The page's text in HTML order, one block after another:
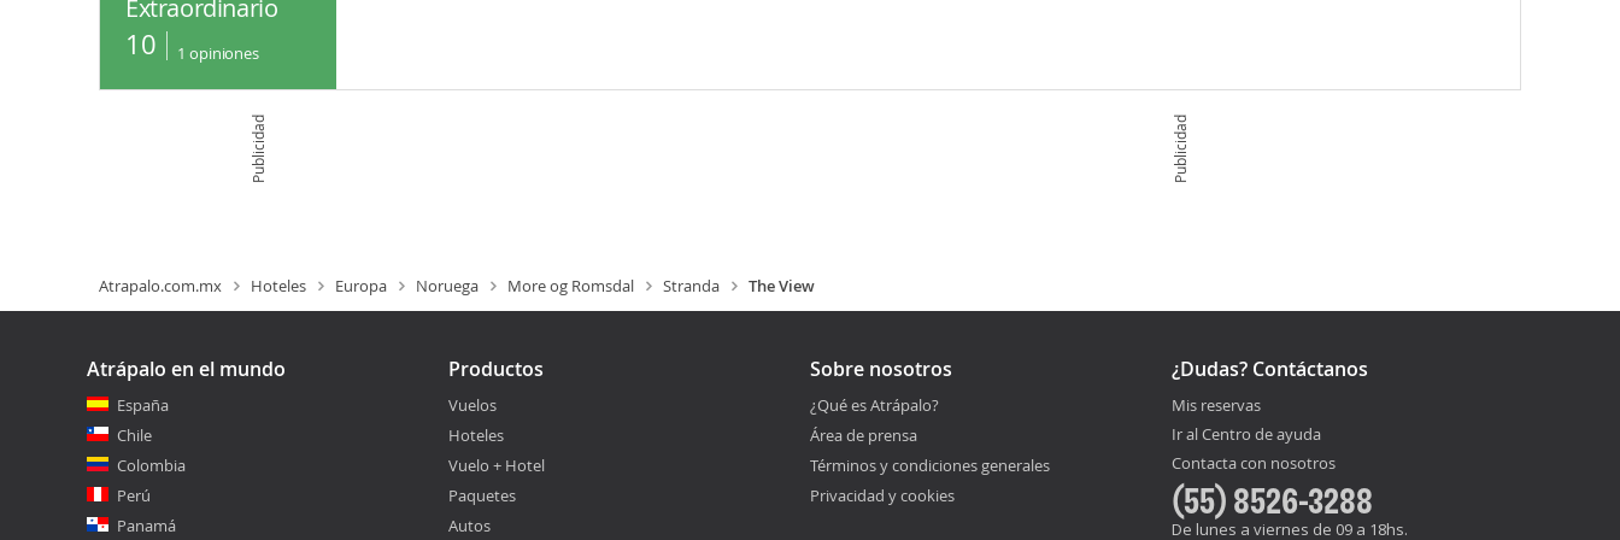
Extraordinario
10 1 opiniones
Publicidad Publicidad
Atrapalo.com.mx Hoteles Europa Noruega More og Romsdal Stranda The View
Atrápalo en el mundo
España
Chile
Colombia
Perú
Panamá
Productos
Vuelos
Hoteles
Vuelo + Hotel
Paquetes
Autos
Sobre nosotros
¿Qué es Atrápalo?
Área de prensa
Términos y condiciones generales
Privacidad y cookies
¿Dudas? Contáctanos
Mis reservas
Ir al Centro de ayuda
Contacta con nosotros
(55) 8526-3288
De lunes a viernes de 09 a 18hs.